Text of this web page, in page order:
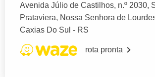
Avenida Júlio de Castilhos, n.º 2030,
Prataviera, Nossa Senhora de
Caxias Do Sul - RS
rota pronta